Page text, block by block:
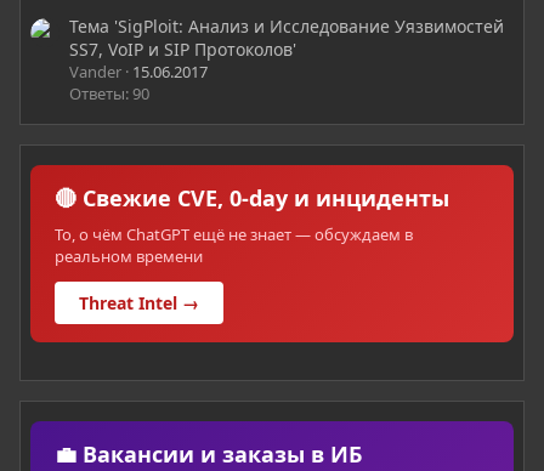
Тема 'SigPloit: Анализ и Исследование Уязвимостей
SS7, VoIP и SIP Протоколов'
Vander 15.06.2017
Ответы: 90
🔴 Свежие CVE, 0-day и инциденты
То, о чём ChatGPT ещё не знает — обсуждаем в
реальном времени
Threat Intel →
💼 Вакансии и заказы в ИБ